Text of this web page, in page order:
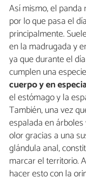
Así mismo, el panda
por lo que pasa el
principalmente.
en la madrugada y
ya que durante el
cumplen una
cuerpo y en
el estómago y la
También, una vez
espalada en
olor gracias a una
glándula anal,
marcar el territorio.
hacer esto con la